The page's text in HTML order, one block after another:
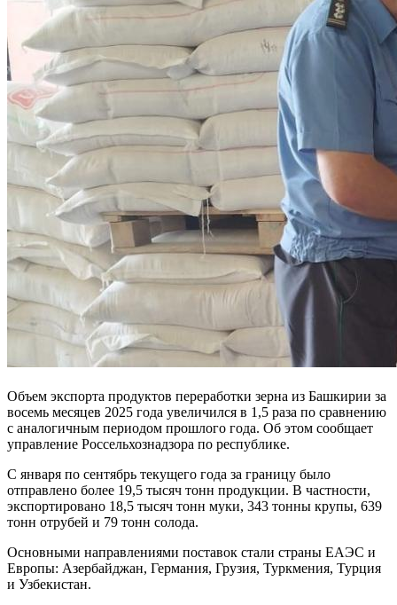
Объем экспорта продуктов переработки зерна из Башкирии за
восемь месяцев 2025 года увеличился в 1,5 раза по сравнению
с аналогичным периодом прошлого года. Об этом сообщает
управление Россельхознадзора по республике.
С января по сентябрь текущего года за границу было
отправлено более 19,5 тысяч тонн продукции. В частности,
экспортировано 18,5 тысяч тонн муки, 343 тонны крупы, 639
тонн отрубей и 79 тонн солода.
Основными направлениями поставок стали страны ЕАЭС и
Европы: Азербайджан, Германия, Грузия, Туркмения, Турция
и Узбекистан.